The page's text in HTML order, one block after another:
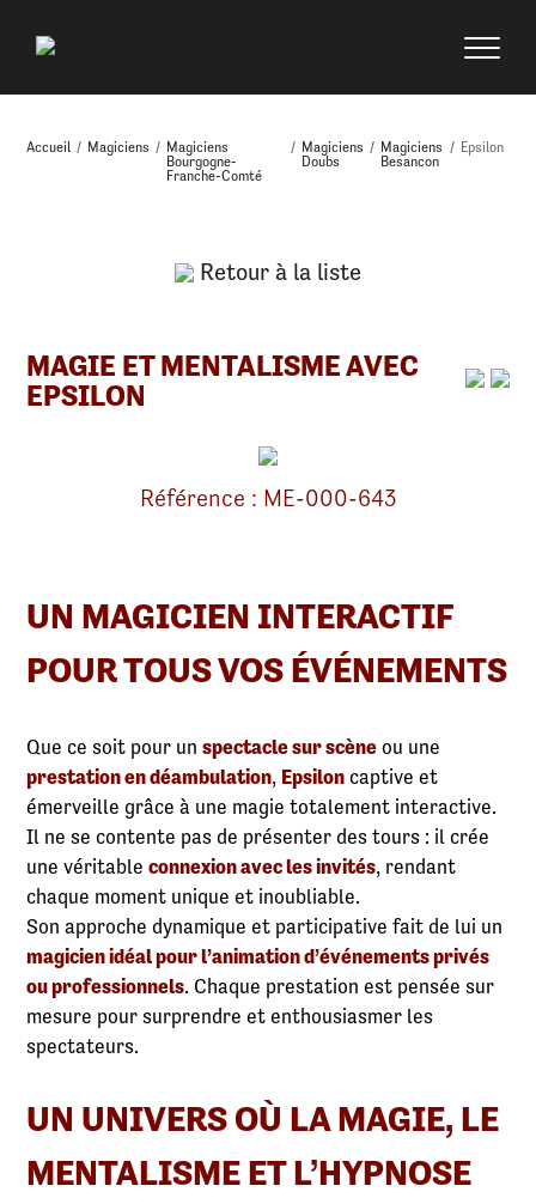
Accueil / Magiciens / Magiciens
Bourgogne-
Franche-Comté
/ Magiciens
Doubs
/ Magiciens
Besancon
/ Epsilon
Retour à la liste
MAGIE ET MENTALISME AVEC
EPSILON
Référence : ME-000-643
UN MAGICIEN INTERACTIF
POUR TOUS VOS ÉVÉNEMENTS
Que ce soit pour unspectacle sur scène ou une
prestation en déambulation, Epsilon captive et
émerveille grâce à une magie totalement interactive.
Il ne se contente pas de présenter des tours : il crée
une véritableconnexion avec les invités, rendant
chaque moment unique et inoubliable.
Son approche dynamique et participative fait de lui un
magicien idéal pour l’animation d’événements privés
ou professionnels. Chaque prestation est pensée sur
mesure pour surprendre et enthousiasmer les
spectateurs.
UN UNIVERS OÙ LA MAGIE, LE
MENTALISME ET L’HYPNOSE